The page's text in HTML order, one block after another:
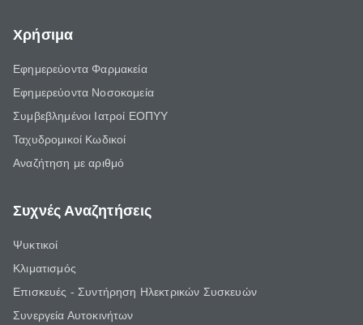
Χρήσιμα
Εφημερεύοντα Φαρμακεία
Εφημερεύοντα Νοσοκομεία
Συμβεβλημένοι Ιατροί ΕΟΠΥΥ
Ταχυδρομικοί Κωδικοί
Αναζήτηση με αριθμό
Συχνές Αναζητήσεις
Ψυκτικοί
Κλιματισμός
Επισκευές - Συντήρηση Ηλεκτρικών Συσκευών
Συνεργεία Αυτοκινήτων